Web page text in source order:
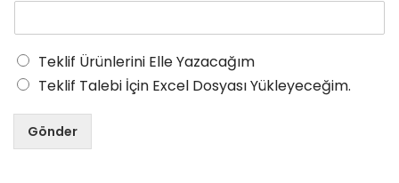
Teklif Ürünlerini Elle Yazacağım
Teklif Talebi İçin Excel Dosyası Yükleyeceğim.
Gönder